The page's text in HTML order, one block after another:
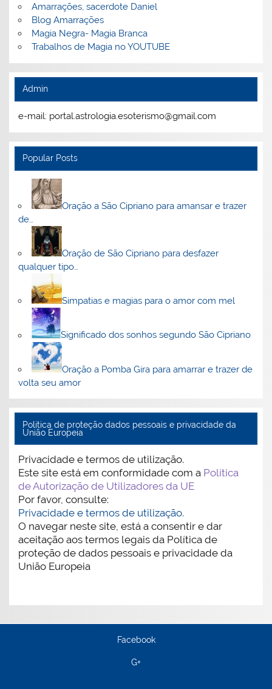
Amarrações, sacerdote Daniel
Blog Amarrações
Magia Negra- Magia Branca
Trabalhos de Magia no YOUTUBE
Admin
e-mail: portal.astrologia.esoterismo@gmail.com
Popular Posts
Oração a São Cipriano para amansar e trazer
de…
Oração de São Cipriano para desfazer
qualquer tipo…
Simpatias e magias para o amor com mel
Significado dos sonhos segundo São Cipriano
Oração a Pomba Gira para amarrar e trazer de
volta seu amor
Politica de proteção dados pessoais e privacidade da
União Europeia
Privacidade e termos de utilização.
Este site está em conformidade com a Política
de Autorização de Utilizadores da UE
Por favor, consulte:
Privacidade e termos de utilização.
O navegar neste site, está a consentir e dar
aceitação aos termos legais da Política de
proteção de dados pessoais e privacidade da
União Europeia
Facebook
G+